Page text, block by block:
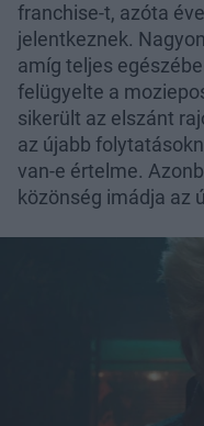
franchise-t, azóta
jelentkeznek.
amíg teljes
felügyelte a
sikerült az elszánt
az újabb
van-e értelme.
közönség imádja az